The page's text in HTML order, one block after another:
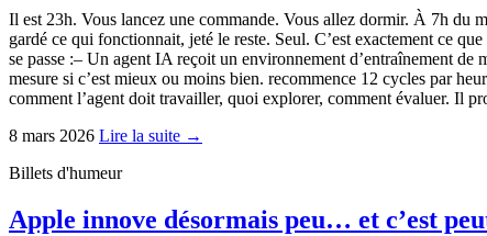
Il est 23h. Vous lancez une commande. Vous allez dormir. À 7h du
gardé ce qui fonctionnait, jeté le reste. Seul. C’est exactement ce
se passe :– Un agent IA reçoit un environnement d’entraînement
mesure si c’est mieux ou moins bien. recommence 12 cycles par
comment l’agent doit travailler, quoi explorer, comment évaluer. Il
8 mars 2026 Lire la suite →
Billets d'humeur
Apple innove désormais peu… et c’est